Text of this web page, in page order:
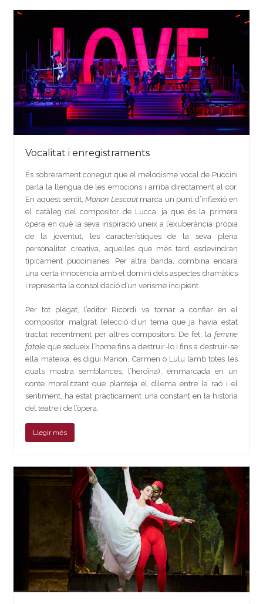
Vocalitat i enregistraments
És sobrerament conegut que el melodisme vocal de Puccini
parla la llengua de les emocions i arriba directament al cor.
En aquest sentit,Manon Lescautmarca un punt d’inflexió en
el catàleg del compositor de Lucca, ja que és la primera
òpera en què la seva inspiració uneix a l’exuberància pròpia
de la joventut, les característiques de la seva plena
personalitat creativa, aquelles que més tard esdevindran
típicament puccinianes. Per altra banda, combina encara
una certa innocència amb el domini dels aspectes dramàtics
i representa la consolidació d’un verisme incipient.
Per tot plegat, l’editor Ricordi va tornar a confiar en el
compositor malgrat l’elecció d’un tema que ja havia estat
tractat recentment per altres compositors. De fet, la femme
fatale que sedueix l’home fins a destruir-lo i fins a destruir-se
ella mateixa, es digui Manon, Carmen o Lulu (amb totes les
quals mostra semblances, l’heroïna), emmarcada en un
conte moralitzant que planteja el dilema entre la raó i el
sentiment, ha estat pràcticament una constant en la història
del teatre i de l’òpera.
Llegir més